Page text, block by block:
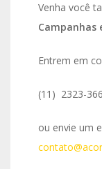
Venha você
Campanhas
Entrem em
(11) 2323-
ou envie um